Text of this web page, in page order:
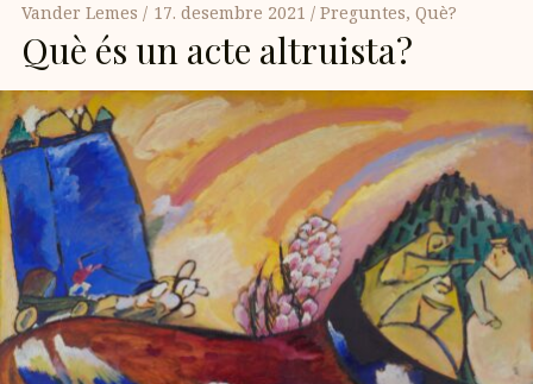
Vander Lemes 17. desembre 2021 Preguntes, Què?
Què és un acte altruista?